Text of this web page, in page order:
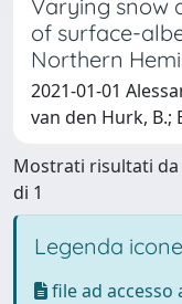
Varying snow
of surface-
Northern
2021-01-01
van den Hurk, B.;
Mostrati risultati da
di 1
Legenda icone
file ad accesso